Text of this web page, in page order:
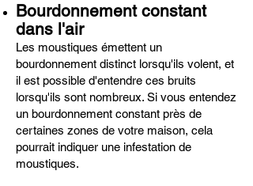
Bourdonnement constant
dans l'air
Les moustiques émettent un
bourdonnement distinct lorsqu'ils volent, et
il est possible d'entendre ces bruits
lorsqu'ils sont nombreux. Si vous entendez
un bourdonnement constant près de
certaines zones de votre maison, cela
pourrait indiquer une infestation de
moustiques.